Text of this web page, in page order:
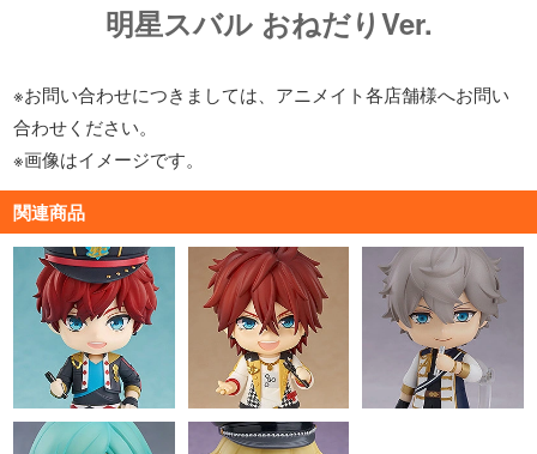
明星スバル おねだりVer.
※お問い合わせにつきましては、アニメイト各店舗様へお問い
合わせください。
※画像はイメージです。
関連商品